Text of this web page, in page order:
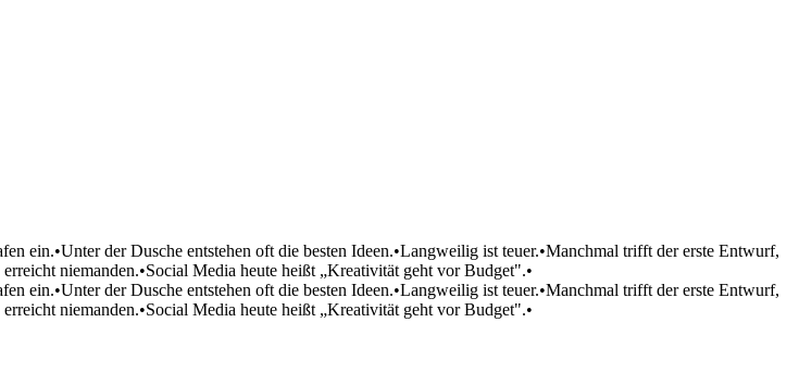
ein.•Unter der Dusche entstehen oft die besten Ideen.•Langweilig ist teuer.•Manchmal trifft der erste Entwurf,
niemanden.•Social Media heute heißt „Kreativität geht vor Budget".•
ein.•Unter der Dusche entstehen oft die besten Ideen.•Langweilig ist teuer.•Manchmal trifft der erste Entwurf,
niemanden.•Social Media heute heißt „Kreativität geht vor Budget".•